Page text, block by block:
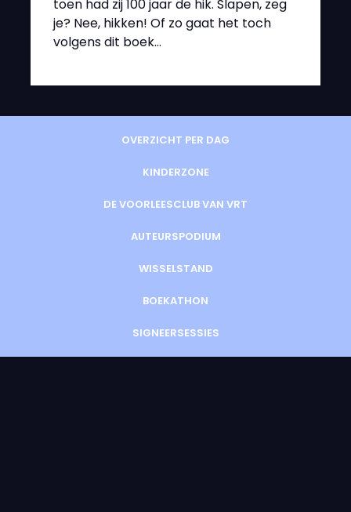
OVERZICHT PER DAG
KINDERZONE
DE VOORLEESCLUB VAN VRT
AUTEURSPODIUM
WISSELSTAND
BOEKATHON
SIGNEERSESSIES
toen had zij 100 jaar de hik. Slapen, zeg
je? Nee, hikken! Of zo gaat het toch
volgens dit boek…